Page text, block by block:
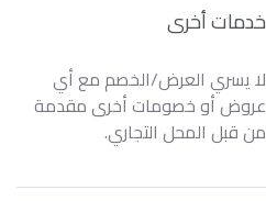
خدمات أخرى
لا يسري العرض/الخصم مع أي
عروض أو خصومات أخرى مقدمة
من قبل المحل التجاري.